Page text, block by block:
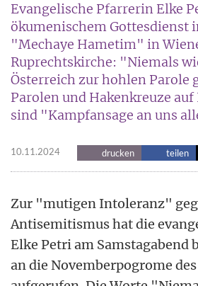
Evangelische Pfarrerin Elke
ökumenischem Gottesdienst
"Mechaye Hametim" in
Ruprechtskirche: "Niemals
Österreich zur hohlen Parole
Parolen und Hakenkreuze
sind "Kampfansage an uns
10.11.2024 drucken teilen
Zur "mutigen Intoleranz"
Antisemitismus hat die
Elke Petri am Samstagabend
an die Novemberpogrome des